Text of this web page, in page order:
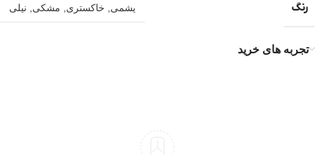
رنگ یشمی خاکستری مشکی نیلی
تجربه های خرید